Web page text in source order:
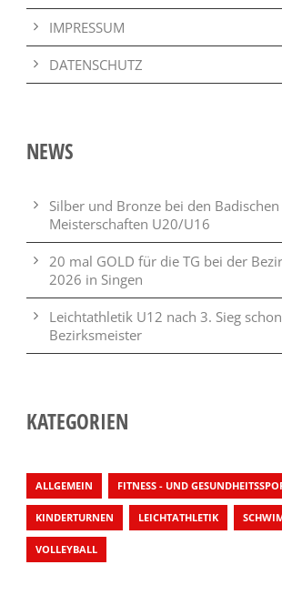
IMPRESSUM
DATENSCHUTZ
NEWS
Silber und Bronze bei den Badischen
Meisterschaften U20/U16
20 mal GOLD für die TG bei der
2026 in Singen
Leichtathletik U12 nach 3. Sieg
Bezirksmeister
KATEGORIEN
ALLGEMEIN FITNESS - UND
KINDERTURNEN LEICHTATHLETIK
VOLLEYBALL